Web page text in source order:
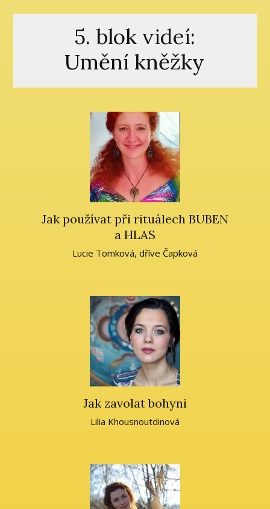
5. blok videí:
Umění kněžky
Jak používat při rituálech BUBEN
a HLAS
Lucie Tomková, dříve Čapková
Jak zavolat bohyni
Lilia Khousnoutdinová